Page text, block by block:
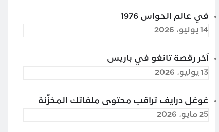
في عالم الحواس 1976
14 يوليو، 2026
آخر رقصة تانغو في باريس
13 يوليو، 2026
غوغل درايف تراقب محتوى ملفاتك المخزّنة
25 مايو، 2026